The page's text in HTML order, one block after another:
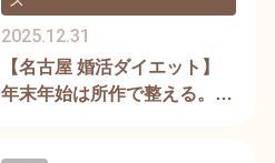
【名古屋 婚活ダイエット】
年末年始は所作で整える。大
2025.12.31